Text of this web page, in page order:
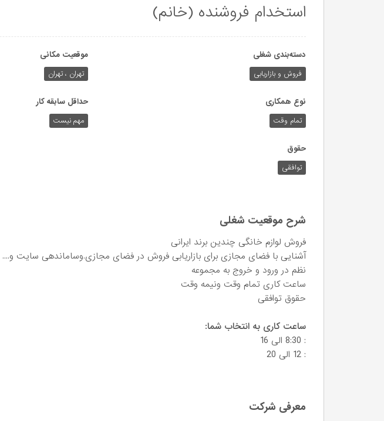
استخدام فروشنده (خانم)
دسته‌بندی شغلی
فروش و بازاریابی
موقعیت مکانی
تهران ، تهران
نوع همکاری
تمام وقت
حداقل سابقه کار
مهم نیست
حقوق
توافقی
شرح موقعیت شغلی
فروش لوازم خانگی چندین برند ایرانی
آشنایی با فضای مجازی برای بازاریابی فروش در فضای مجازی.وساماندهی سایت و....
نظم در ورود و خروج به مجموعه
ساعت کاری تمام وقت ونیمه وقت
حقوق توافقی
ساعت کاری به انتخاب شما:
: 8:30 الی 16
: 12 الی 20
معرفی شرکت